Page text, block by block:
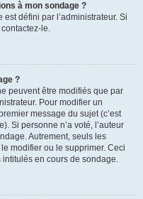
à mon sondage ?
défini par l’administrateur. Si
le.
?
peuvent être modifiés que par
Pour modifier un
message du sujet (c’est
Si personne n’a voté, l’auteur
Autrement, seuls les
modifier ou le supprimer. Ceci
en cours de sondage.